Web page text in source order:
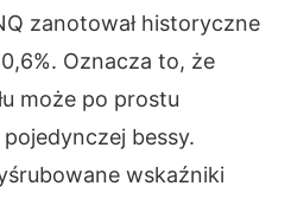
zanotował historyczne
Oznacza to, że
może po prostu
bessy.
wskaźniki